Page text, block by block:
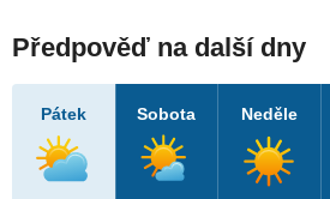
Předpověď na další dny
Pátek Sobota Neděle